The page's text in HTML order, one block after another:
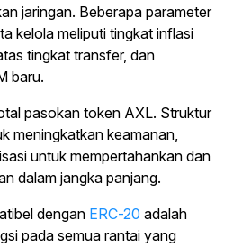
jaringan. Beberapa parameter
kelola meliputi tingkat inflasi
tingkat transfer, dan
baru.
pasokan token AXL. Struktur
meningkatkan keamanan,
untuk mempertahankan dan
dalam jangka panjang.
dengan ERC-20 adalah
pada semua rantai yang